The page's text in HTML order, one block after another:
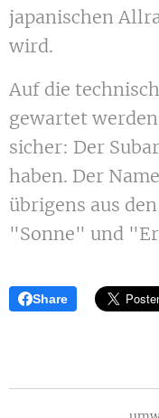
japanischen
wird.
Auf die
gewartet
sicher: Der
haben. Der
übrigens aus
"Sonne" und
Share